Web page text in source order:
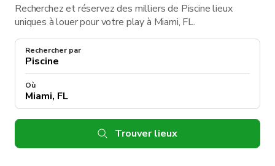
Recherchez et réservez des milliers de Piscine lieux
uniques à louer pour votre play à Miami, FL.
Rechercher par
Où
Trouver lieux